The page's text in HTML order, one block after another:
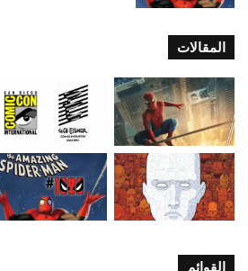
المقالات
القوائم